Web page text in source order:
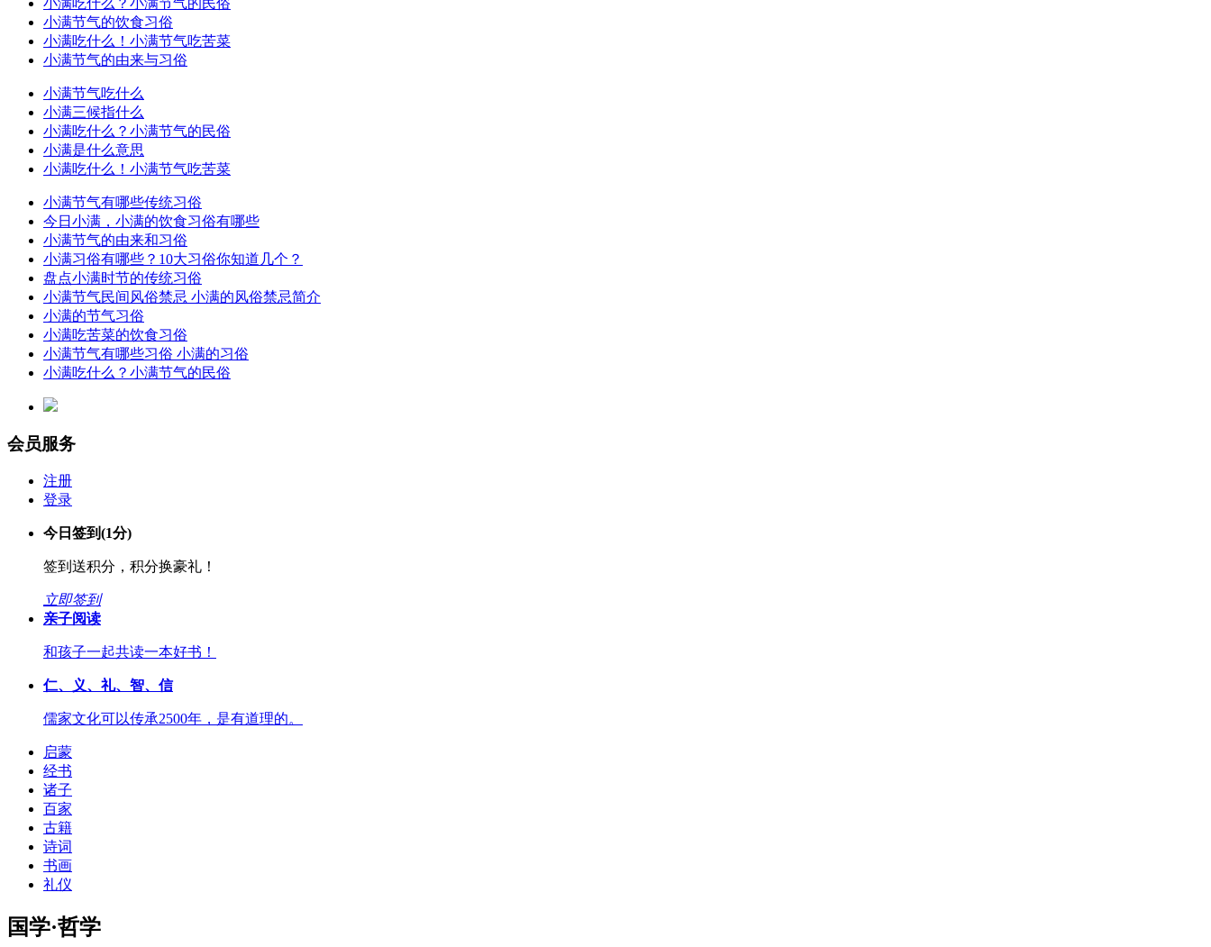
小满节气的饮食习俗
小满吃什么！小满节气吃苦菜
小满节气的由来与习俗
小满节气吃什么
小满三候指什么
小满吃什么？小满节气的民俗
小满是什么意思
小满吃什么！小满节气吃苦菜
小满节气有哪些传统习俗
今日小满，小满的饮食习俗有哪些
小满节气的由来和习俗
小满习俗有哪些？10大习俗你知道几个？
盘点小满时节的传统习俗
小满节气民间风俗禁忌 小满的风俗禁忌简介
小满的节气习俗
小满吃苦菜的饮食习俗
小满节气有哪些习俗 小满的习俗
小满吃什么？小满节气的民俗
会员服务
注册
登录
今日签到(1分)
签到送积分，积分换豪礼！
立即签到
亲子阅读
和孩子一起共读一本好书！
仁、义、礼、智、信
儒家文化可以传承2500年，是有道理的。
启蒙
经书
诸子
百家
古籍
诗词
书画
礼仪
国学·哲学